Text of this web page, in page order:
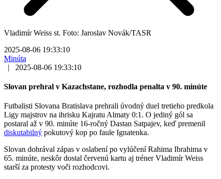
Vladimír Weiss st. Foto: Jaroslav Novák/TASR
2025-08-06 19:33:10
Minúta
|
2025-08-06 19:33:10
Slovan prehral v Kazachstane, rozhodla penalta v 90. minúte
Futbalisti Slovana Bratislava prehrali úvodný duel tretieho predkola
Ligy majstrov na ihrisku Kajratu Almaty 0:1. O jediný gól sa
postaral až v 90. minúte 16-ročný Dastan Satpajev, keď premenil
diskutabilný pokutový kop po faule Ignatenka.
Slovan dohrával zápas v oslabení po vylúčení Rahima Ibrahima v
65. minúte, neskôr dostal červenú kartu aj tréner Vladimír Weiss
starší za protesty voči rozhodcovi.